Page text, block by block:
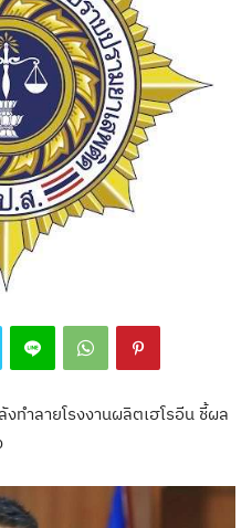
ทำลายโรงงานผลิตเฮโรอีน ชี้ผล